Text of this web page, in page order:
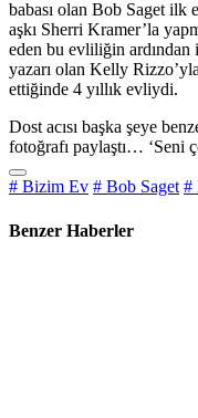
babası olan Bob Saget ilk
aşkı Sherri Kramer’la
eden bu evliliğin
yazarı olan Kelly
ettiğinde 4 yıllık evliydi.
Dost acısı başka şeye
fotoğrafı paylaştı… ‘Seni
# Bizim Ev # Bob Saget #
Benzer Haberler